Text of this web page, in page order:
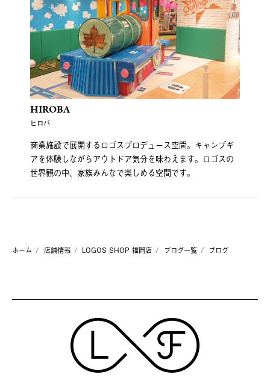
HIROBA
ヒロバ
商業施設で展開するロゴスプロデュース空間。キャンプギ
アを体験しながらアウトドア気分を味わえます。ロゴスの
世界観の中、家族みんなで楽しめる空間です。
ホーム 店舗情報 LOGOS SHOP 福岡店 ブログ一覧 ブログ